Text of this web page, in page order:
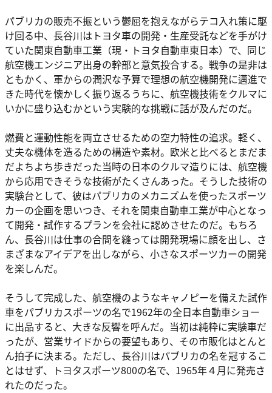
パブリカの販売不振という鬱屈を抱えながらテコ入れ策に駆
け回る中、長谷川はトヨタ車の開発・生産受託などを手がけ
ていた関東自動車工業（現・トヨタ自動車東日本）で、同じ
航空機エンジニア出身の幹部と意気投合する。戦争の是非は
ともかく、軍からの潤沢な予算で理想の航空機開発に邁進で
きた時代を懐かしく振り返るうちに、航空機技術をクルマに
いかに盛り込むかという実験的な挑戦に話が及んだのだ。
燃費と運動性能を両立させるための空力特性の追求。軽く、
丈夫な機体を造るための構造や素材。欧米と比べるとまだま
だよちよち歩きだった当時の日本のクルマ造りには、航空機
から応用できそうな技術がたくさんあった。そうした技術の
実験台として、彼はパブリカのメカニズムを使ったスポーツ
カーの企画を思いつき、それを関東自動車工業が中心となっ
て開発・試作するプランを会社に認めさせたのだ。もちろ
ん、長谷川は仕事の合間を縫っては開発現場に顔を出し、さ
まざまなアイデアを出しながら、小さなスポーツカーの開発
を楽しんだ。
そうして完成した、航空機のようなキャノピーを備えた試作
車をパブリカスポーツの名で1962年の全日本自動車ショー
に出品すると、大きな反響を呼んだ。当初は純粋に実験車だ
ったが、営業サイドからの要望もあり、その市販化はとんと
ん拍子に決まる。ただし、長谷川はパブリカの名を冠するこ
とはせず、トヨタスポーツ800の名で、1965年４月に発売さ
れたのだった。